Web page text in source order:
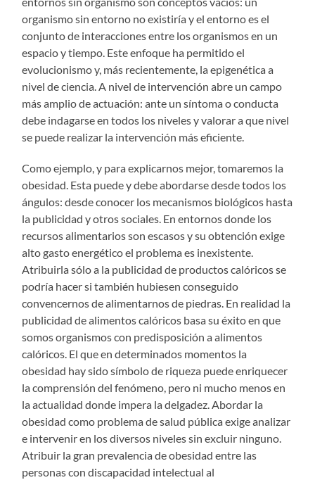
organismo sin entorno no existiría y el entorno es el
conjunto de interacciones entre los organismos en un
espacio y tiempo. Este enfoque ha permitido el
evolucionismo y, más recientemente, la epigenética a
nivel de ciencia. A nivel de intervención abre un campo
más amplio de actuación: ante un síntoma o conducta
debe indagarse en todos los niveles y valorar a que nivel
se puede realizar la intervención más eficiente.
Como ejemplo, y para explicarnos mejor, tomaremos la
obesidad. Esta puede y debe abordarse desde todos los
ángulos: desde conocer los mecanismos biológicos hasta
la publicidad y otros sociales. En entornos donde los
recursos alimentarios son escasos y su obtención exige
alto gasto energético el problema es inexistente.
Atribuirla sólo a la publicidad de productos calóricos se
podría hacer si también hubiesen conseguido
convencernos de alimentarnos de piedras. En realidad la
publicidad de alimentos calóricos basa su éxito en que
somos organismos con predisposición a alimentos
calóricos. El que en determinados momentos la
obesidad hay sido símbolo de riqueza puede enriquecer
la comprensión del fenómeno, pero ni mucho menos en
la actualidad donde impera la delgadez. Abordar la
obesidad como problema de salud pública exige analizar
e intervenir en los diversos niveles sin excluir ninguno.
Atribuir la gran prevalencia de obesidad entre las
personas con discapacidad intelectual al